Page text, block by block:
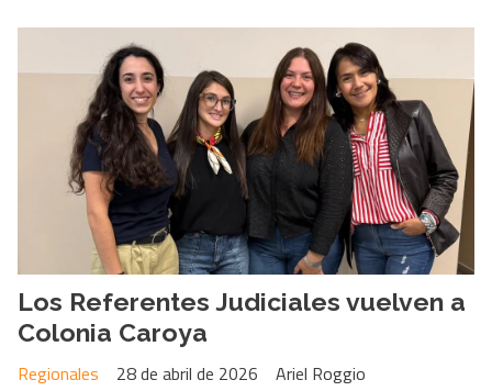
Los Referentes Judiciales vuelven a
Colonia Caroya
Ariel Roggio
Regionales
28 de abril de 2026